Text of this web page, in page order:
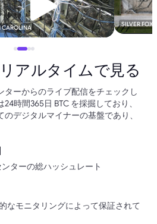
CAROLINA SILVER FOX
アルタイムで見る
ターからのライブ配信をチェックし
時間365日 BTC を採掘しており、
デジタルマイナーの基盤であり、
ターの総ハッシュレート
なモニタリングによって保証されて